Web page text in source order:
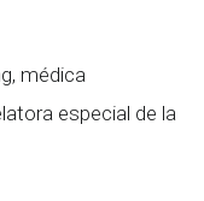
médica
especial de la